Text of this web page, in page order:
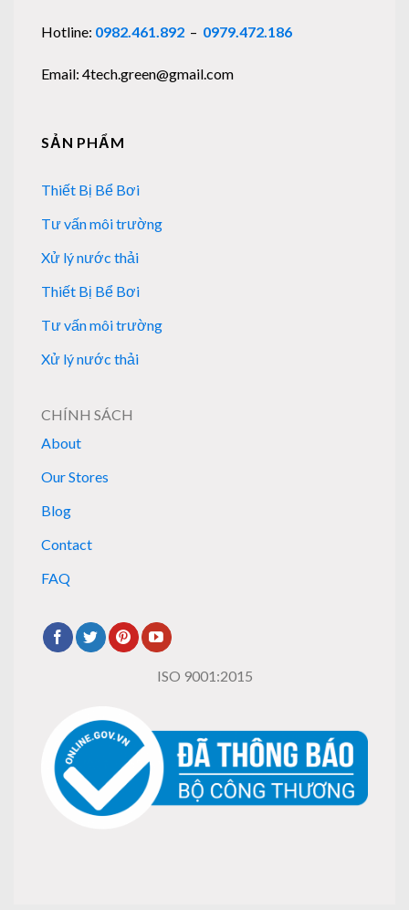
Hotline: 0982.461.892 – 0979.472.186
Email: 4tech.green@gmail.com
SẢN PHẨM
Thiết Bị Bể Bơi
Tư vấn môi trường
Xử lý nước thải
Thiết Bị Bể Bơi
Tư vấn môi trường
Xử lý nước thải
CHÍNH SÁCH
About
Our Stores
Blog
Contact
FAQ
ISO 9001:2015